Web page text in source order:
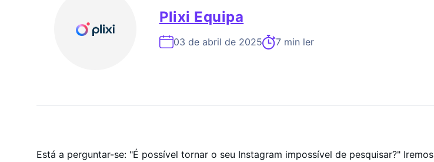
Plixi Equipa
03 de abril de 2025 7 min ler
Está a perguntar-se: "É possível tornar o seu Instagram impossível de pesquisar?" Iremos